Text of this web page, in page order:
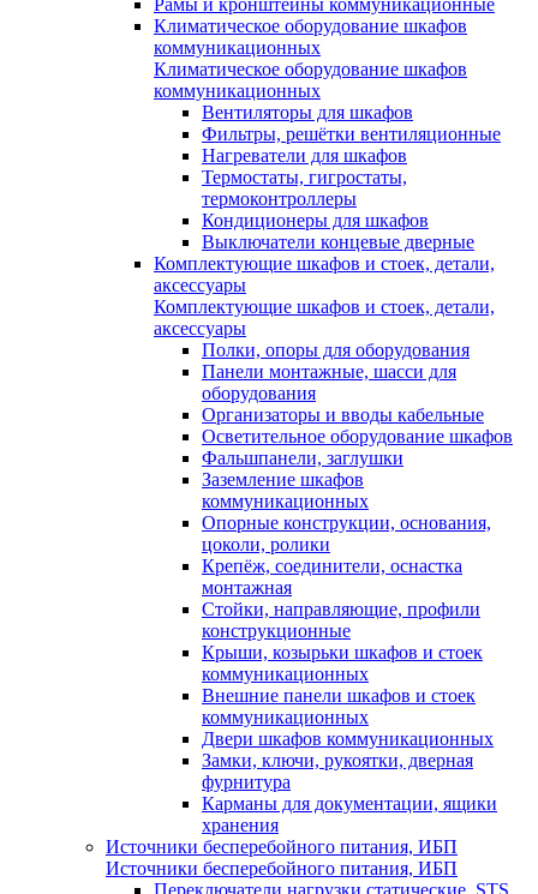
Рамы и кронштейны коммуникационные
Климатическое оборудование шкафов
коммуникационных
Климатическое оборудование шкафов
коммуникационных
Вентиляторы для шкафов
Фильтры, решётки вентиляционные
Нагреватели для шкафов
Термостаты, гигростаты,
термоконтроллеры
Кондиционеры для шкафов
Выключатели концевые дверные
Комплектующие шкафов и стоек, детали,
аксессуары
Комплектующие шкафов и стоек, детали,
аксессуары
Полки, опоры для оборудования
Панели монтажные, шасси для
оборудования
Организаторы и вводы кабельные
Осветительное оборудование шкафов
Фальшпанели, заглушки
Заземление шкафов
коммуникационных
Опорные конструкции, основания,
цоколи, ролики
Крепёж, соединители, оснастка
монтажная
Стойки, направляющие, профили
конструкционные
Крыши, козырьки шкафов и стоек
коммуникационных
Внешние панели шкафов и стоек
коммуникационных
Двери шкафов коммуникационных
Замки, ключи, рукоятки, дверная
фурнитура
Карманы для документации, ящики
хранения
Источники бесперебойного питания, ИБП
Источники бесперебойного питания, ИБП
Переключатели нагрузки статические, STS